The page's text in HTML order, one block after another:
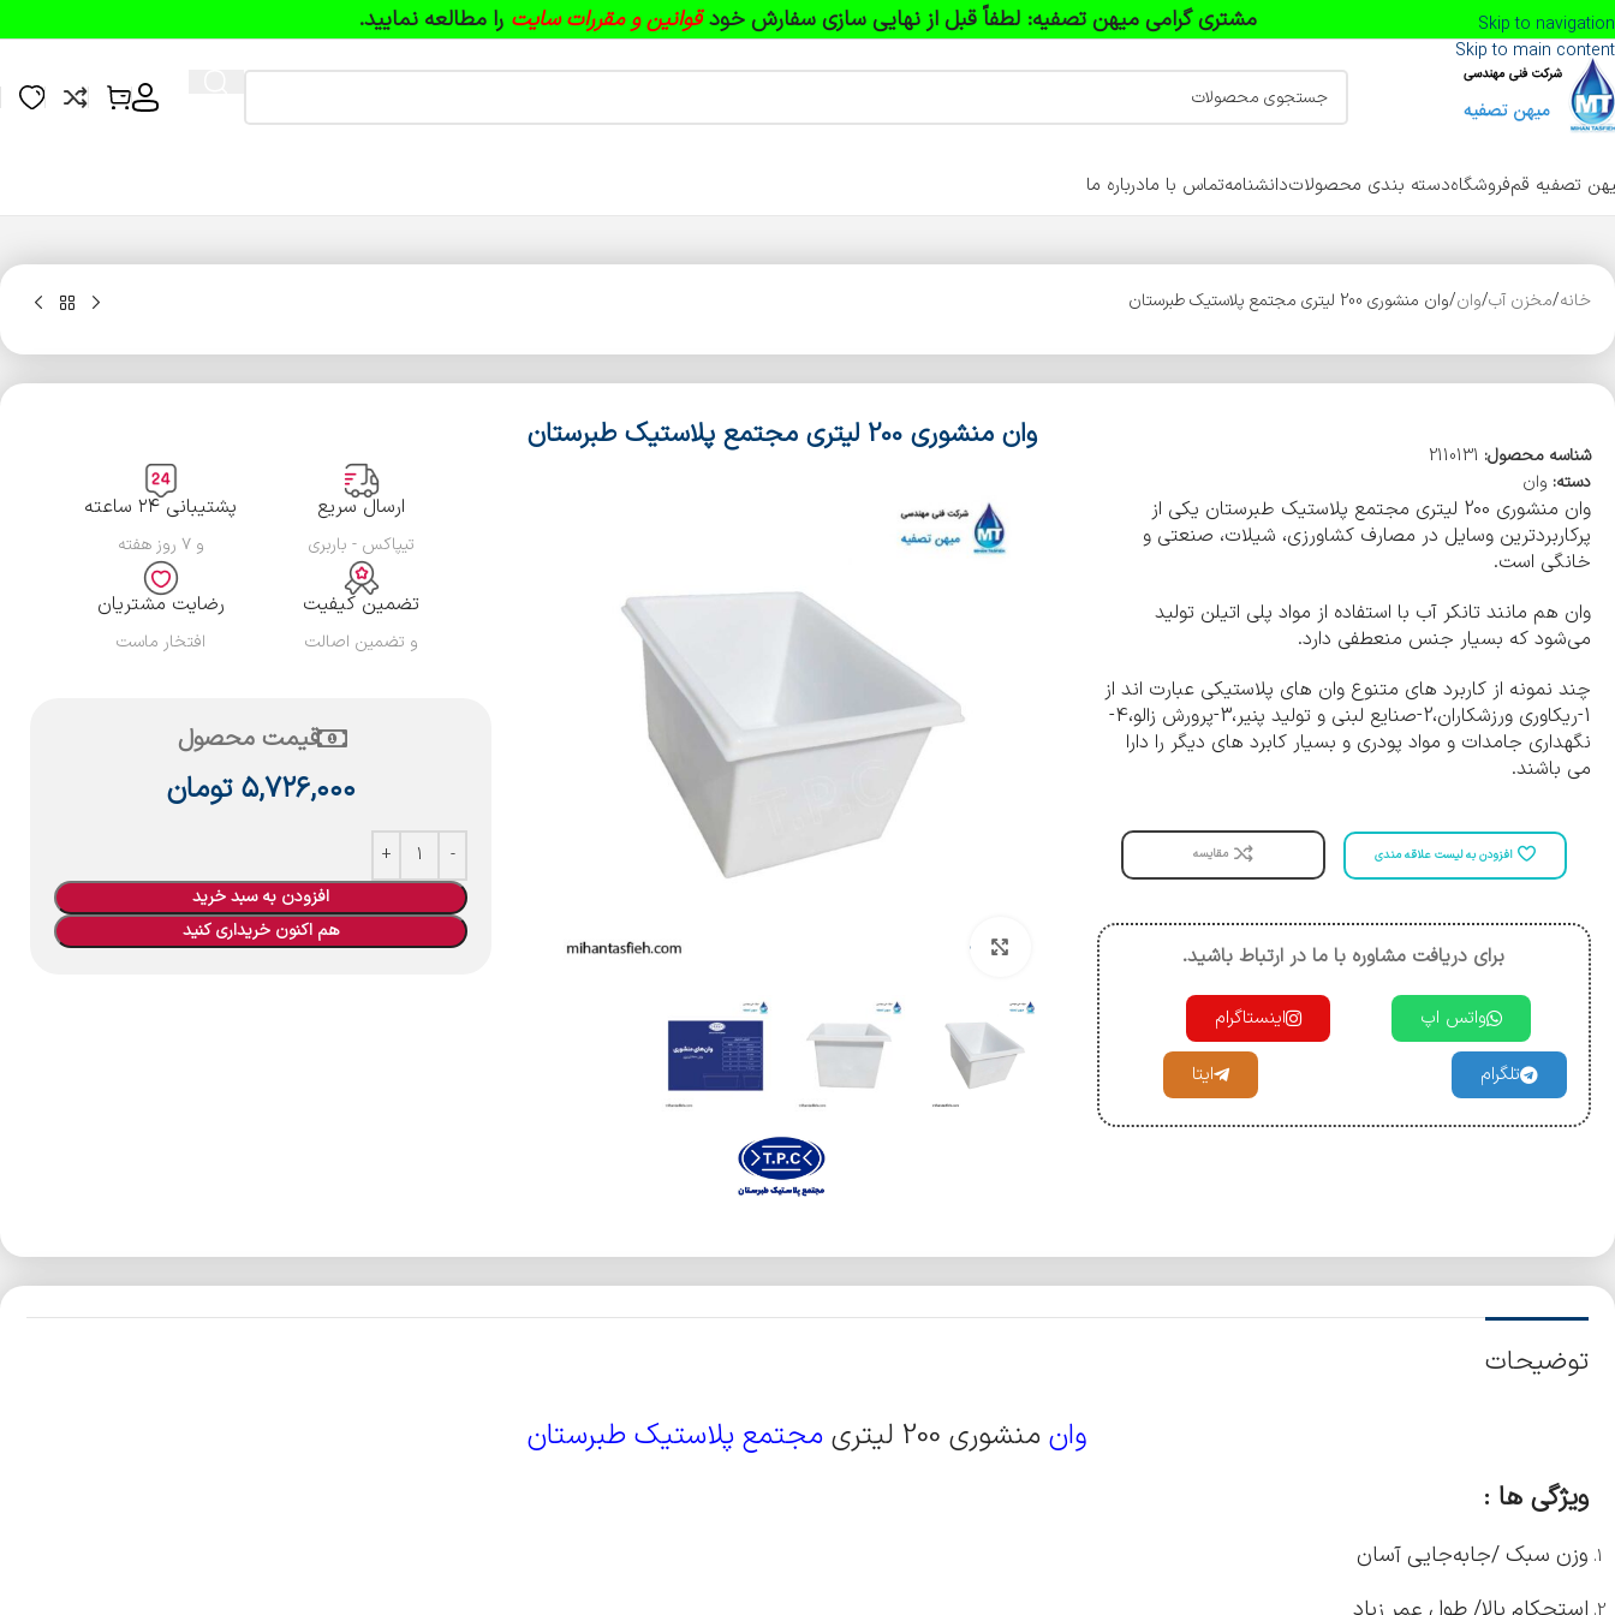
Skip to navigation
Skip to main content
مشتری گرامی میهن تصفیه: لطفاً قبل از نهایی سازی سفارش خودقوانین و مقررات سایت را مطالعه نمایید.
تصفیه قمفروشگاهدسته بندی محصولاتدانشنامهتماس با مادرباره ما
خانه مخزن آب وان وان منشوری 200 لیتری مجتمع پلاستیک طبرستان
شناسه محصول: 2110131
دسته: وان
وان منشوری 200 لیتری مجتمع پلاستیک طبرستان یکی از
پرکاربردترین وسایل در مصارف کشاورزی، شیلات، صنعتی و
خانگی است.
وان هم مانند تانکر آب با استفاده از مواد پلی اتیلن تولید
می‌شود که بسیار جنس منعطفی دارد.
چند نمونه از کاربرد های متنوع وان های پلاستیکی عبارت اند از
1-ریکاوری ورزشکاران،2-صنایع لبنی و تولید پنیر،3-پرورش زالو،4-
نگهداری جامدات و مواد پودری و بسیار کابرد های دیگر را دارا
می باشند.
افزودن به لیست علاقه مندی مقایسه
برای دریافت مشاوره با ما در ارتباط باشید.
واتس اپ اینستاگرام
تلگرام ایتا
وان منشوری 200 لیتری مجتمع پلاستیک طبرستان
بزرگنمایی تصویر
ارسال سریع
تیپاکس - باربری
پشتیبانی ۲۴ ساعته
و ۷ روز هفته
تضمین کیفیت
و تضمین اصالت
رضایت مشتریان
افتخار ماست
قیمت محصول
۵,۷۲۶,۰۰۰ تومان
افزودن به سبد خرید
هم اکنون خریداری کنید
توضیحات
وان منشوری 200 لیتری مجتمع پلاستیک طبرستان
ویژگی ها :
وزن سبک /جابه‌جایی آسان